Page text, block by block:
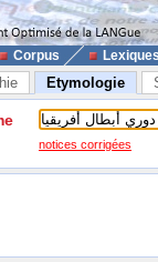
Corpus
Etymologie
notices corrigées